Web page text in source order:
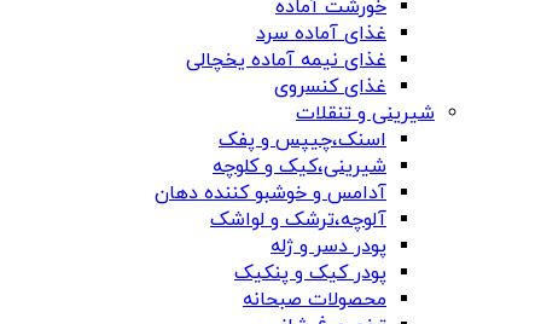
خورشت آماده
غذای آماده سرد
غذای نیمه آماده یخچالی
غذای کنسروی
شیرینی و تنقلات
اسنک،چیپس و پفک
شیرینی،کیک و کلوچه
آدامس و خوشبو کننده دهان
آلوچه،ترشک و لواشک
پودر دسر و ژله
پودر کیک و پنکیک
محصولات صبحانه